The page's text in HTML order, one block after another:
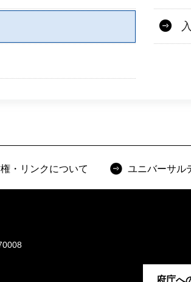
・リンクについて ユニバーサル